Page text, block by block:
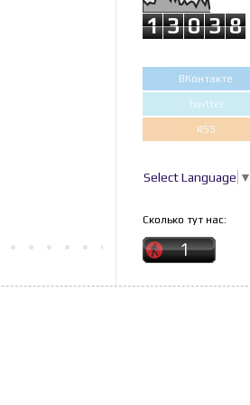
1 3 0 3 8
ВКонтакте
twitter
RSS
Select Language ▼
Сколько тут нас: